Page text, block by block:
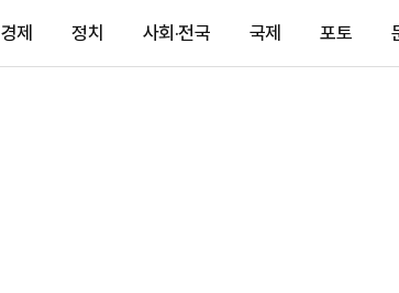
경제 정치 사회·전국 국제 포토